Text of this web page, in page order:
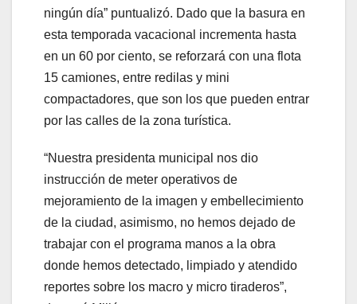
ningún día” puntualizó. Dado que la basura en
esta temporada vacacional incrementa hasta
en un 60 por ciento, se reforzará con una flota
15 camiones, entre redilas y mini
compactadores, que son los que pueden entrar
por las calles de la zona turística.
“Nuestra presidenta municipal nos dio
instrucción de meter operativos de
mejoramiento de la imagen y embellecimiento
de la ciudad, asimismo, no hemos dejado de
trabajar con el programa manos a la obra
donde hemos detectado, limpiado y atendido
reportes sobre los macro y micro tiraderos”,